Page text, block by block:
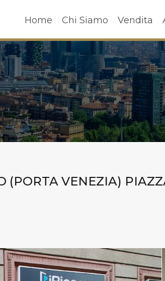
Home Chi Siamo Vendita
Home Chi Siamo Vendita
(PORTA VENEZIA)